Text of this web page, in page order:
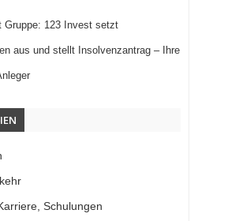
Gruppe: 123 Invest setzt
aus und stellt Insolvenzantrag – Ihre
Schulungen